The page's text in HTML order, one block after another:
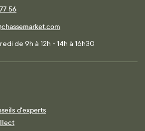
56
de 9h à 12h - 14h à 16h30
d'experts